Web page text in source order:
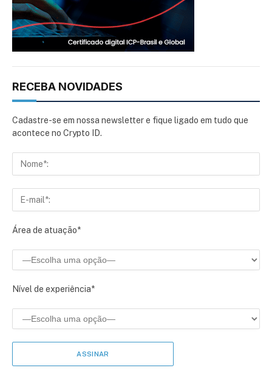
RECEBA NOVIDADES
Cadastre-se em nossa newsletter e fique ligado em tudo que
acontece no Crypto ID.
Área de atuação*
Nível de experiência*